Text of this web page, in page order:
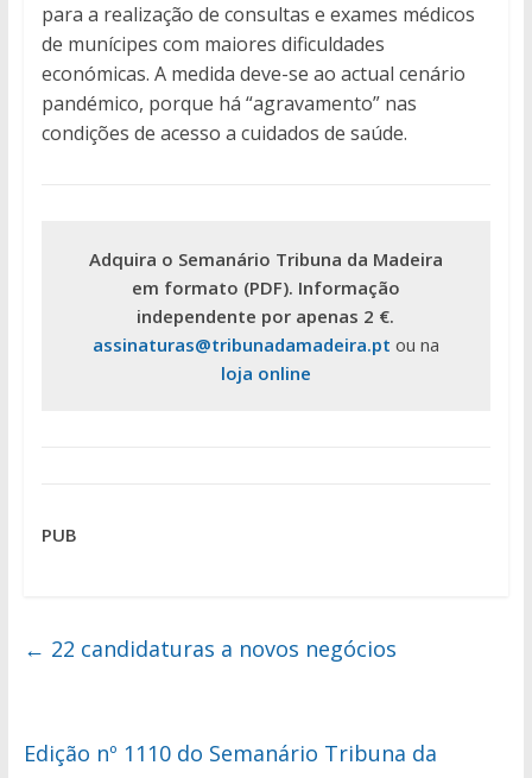
para a realização de consultas e exames médicos
de munícipes com maiores dificuldades
económicas. A medida deve-se ao actual cenário
pandémico, porque há “agravamento” nas
condições de acesso a cuidados de saúde.
Adquira o Semanário Tribuna da Madeira
em formato (PDF). Informação
independente por apenas 2 €.
assinaturas@tribunadamadeira.pt ou na
loja online
PUB
← 22 candidaturas a novos negócios
Edição nº 1110 do Semanário Tribuna da